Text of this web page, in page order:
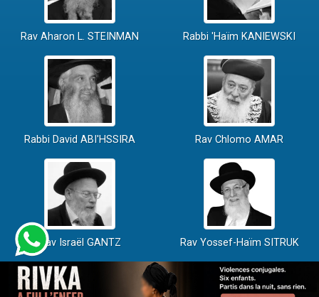
Rav Aharon L. STEINMAN Rabbi 'Haïm KANIEWSKI
Rabbi David ABI'HSSIRA Rav Chlomo AMAR
Rav Israël GANTZ Rav Yossef-Haïm SITRUK